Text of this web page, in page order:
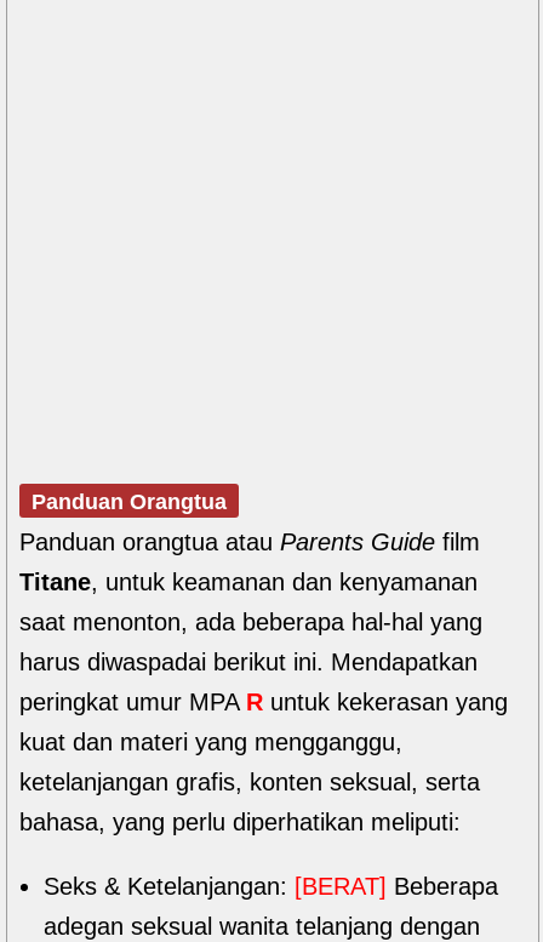
Panduan Orangtua
Panduan orangtua atau Parents Guide film
Titane, untuk keamanan dan kenyamanan
saat menonton, ada beberapa hal-hal yang
harus diwaspadai berikut ini. Mendapatkan
peringkat umur MPA R untuk kekerasan yang
kuat dan materi yang mengganggu,
ketelanjangan grafis, konten seksual, serta
bahasa, yang perlu diperhatikan meliputi:
Seks & Ketelanjangan: [BERAT] Beberapa
adegan seksual wanita telanjang dengan